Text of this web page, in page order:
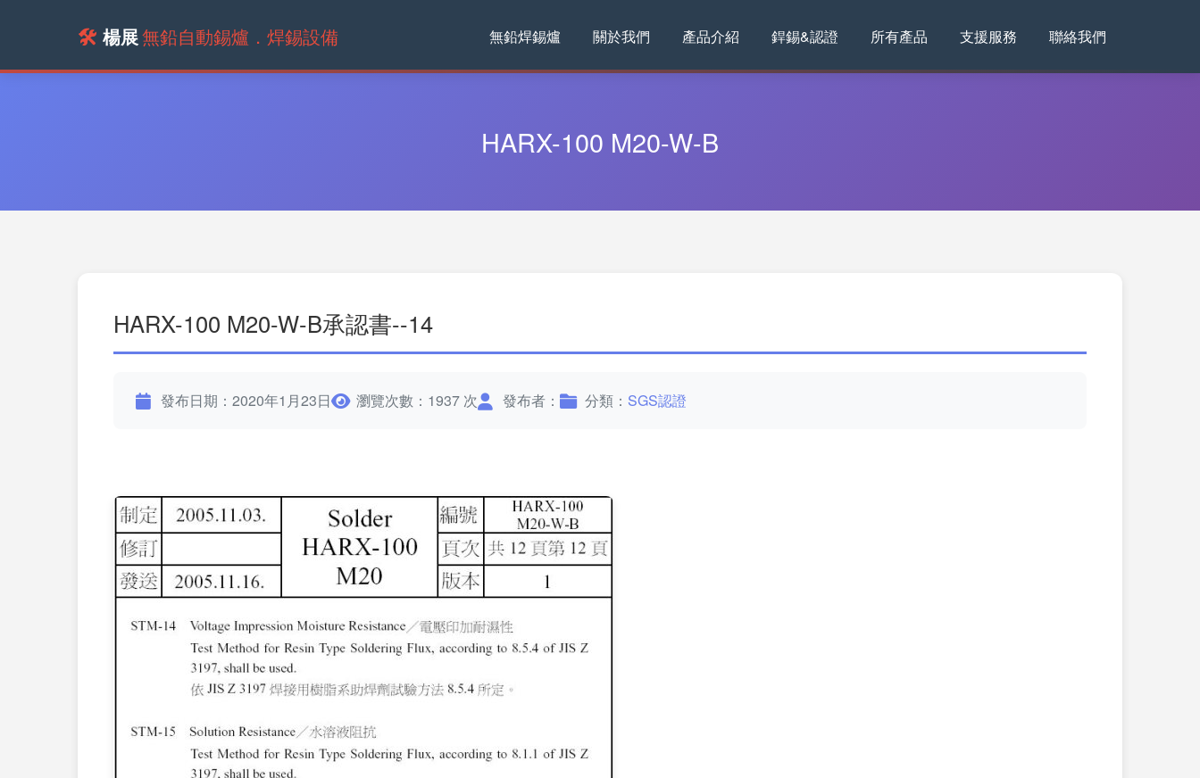
🛠️ 楊展無鉛自動錫爐．焊錫設備 無鉛焊錫爐 關於我們 產品介紹 銲錫&認證 所有產品 支援服務 聯絡我們
HARX-100 M20-W-B
HARX-100 M20-W-B承認書--14
發布日期：2020年1月23日 瀏覽次數：1937 次 發布者： 分類： SGS認證